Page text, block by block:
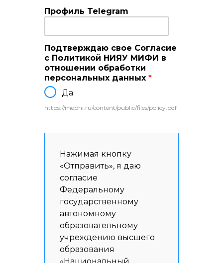
Профиль Telegram
Подтверждаю свое Согласие
с Политикой НИЯУ МИФИ в
отношении обработки
персональных данных *
Да
https://mephi.ru/content/public/files/policy.pdf
Нажимая кнопку
«Отправить», я даю
согласие
Федеральному
государственному
автономному
образовательному
учреждению высшего
образования